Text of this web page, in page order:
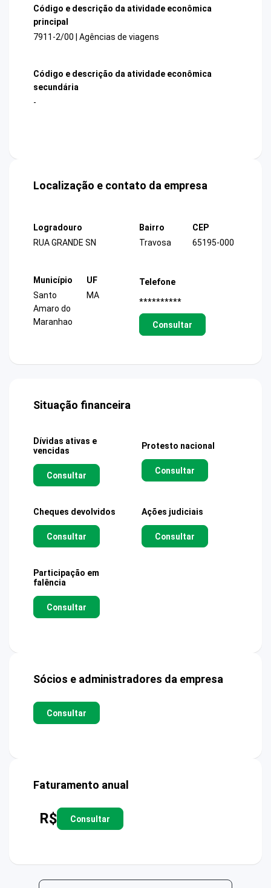
Código e descrição da atividade econômica
principal
7911-2/00 | Agências de viagens
Código e descrição da atividade econômica
secundária
-
Localização e contato da empresa
Logradouro
RUA GRANDE SN
Bairro
Travosa
CEP
65195-000
Município
Santo
Amaro do
Maranhao
UF
MA
Telefone
**********
Consultar
Situação financeira
Dívidas ativas e
vencidas
Consultar
Protesto nacional
Consultar
Cheques devolvidos
Consultar
Ações judiciais
Consultar
Participação em
falência
Consultar
Sócios e administradores da empresa
Consultar
Faturamento anual
R$ Consultar